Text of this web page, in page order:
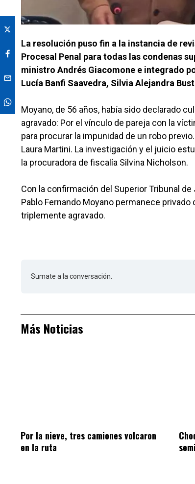
La resolución puso fin a la instancia de
Procesal Penal para todas las condenas
ministro Andrés Giacomone e integrado
Lucía Banfi Saavedra, Silvia Alejandra
Moyano, de 56 años, había sido declarado
agravado: Por el vínculo de pareja con la
para procurar la impunidad de un robo
Laura Martini. La investigación y el juicio
la procuradora de fiscalía Silvina Nicholson.
Con la confirmación del Superior Tribunal
Pablo Fernando Moyano permanece
triplemente agravado.
Sumate a la conversación.
Más Noticias
Por la nieve, tres camiones volcaron
en la ruta